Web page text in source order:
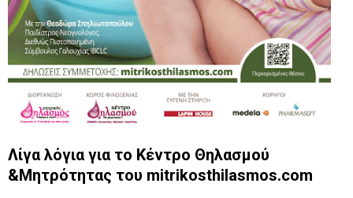
Λίγα λόγια για το Κέντρο Θηλασμού
&Μητρότητας του mitrikosthilasmos.com